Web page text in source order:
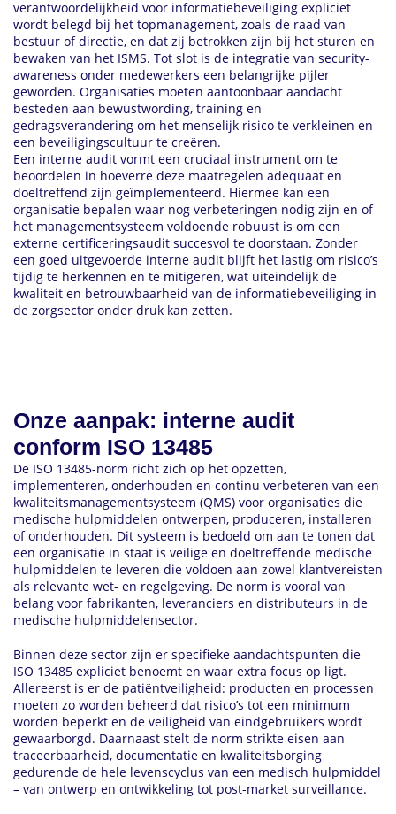
verantwoordelijkheid voor informatiebeveiliging expliciet
wordt belegd bij het topmanagement, zoals de raad van
bestuur of directie, en dat zij betrokken zijn bij het sturen en
bewaken van het ISMS. Tot slot is de integratie van security-
awareness onder medewerkers een belangrijke pijler
geworden. Organisaties moeten aantoonbaar aandacht
besteden aan bewustwording, training en
gedragsverandering om het menselijk risico te verkleinen en
een beveiligingscultuur te creëren.
Een interne audit vormt een cruciaal instrument om te
beoordelen in hoeverre deze maatregelen adequaat en
doeltreffend zijn geïmplementeerd. Hiermee kan een
organisatie bepalen waar nog verbeteringen nodig zijn en of
het managementsysteem voldoende robuust is om een
externe certificeringsaudit succesvol te doorstaan. Zonder
een goed uitgevoerde interne audit blijft het lastig om risico’s
tijdig te herkennen en te mitigeren, wat uiteindelijk de
kwaliteit en betrouwbaarheid van de informatiebeveiliging in
de zorgsector onder druk kan zetten.
Onze aanpak: interne audit
conform ISO 13485
De ISO 13485-norm richt zich op het opzetten,
implementeren, onderhouden en continu verbeteren van een
kwaliteitsmanagementsysteem (QMS) voor organisaties die
medische hulpmiddelen ontwerpen, produceren, installeren
of onderhouden. Dit systeem is bedoeld om aan te tonen dat
een organisatie in staat is veilige en doeltreffende medische
hulpmiddelen te leveren die voldoen aan zowel klantvereisten
als relevante wet- en regelgeving. De norm is vooral van
belang voor fabrikanten, leveranciers en distributeurs in de
medische hulpmiddelensector.
Binnen deze sector zijn er specifieke aandachtspunten die
ISO 13485 expliciet benoemt en waar extra focus op ligt.
Allereerst is er de patiëntveiligheid: producten en processen
moeten zo worden beheerd dat risico’s tot een minimum
worden beperkt en de veiligheid van eindgebruikers wordt
gewaarborgd. Daarnaast stelt de norm strikte eisen aan
traceerbaarheid, documentatie en kwaliteitsborging
gedurende de hele levenscyclus van een medisch hulpmiddel
– van ontwerp en ontwikkeling tot post-market surveillance.